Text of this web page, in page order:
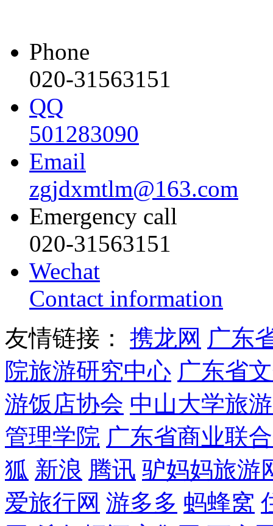
Phone
020-31563151
QQ
501283090
Email
zgjdxmtlm@163.com
Emergency call
020-31563151
Wechat
Contact information
友情链接： 携龙网 广东
院旅游研究中心 广东省
游饭店协会 中山大学旅
管理学院 广东省商业联
狐 新浪 腾讯 驴妈妈旅游
爱旅行网 游多多 蚂蜂窝